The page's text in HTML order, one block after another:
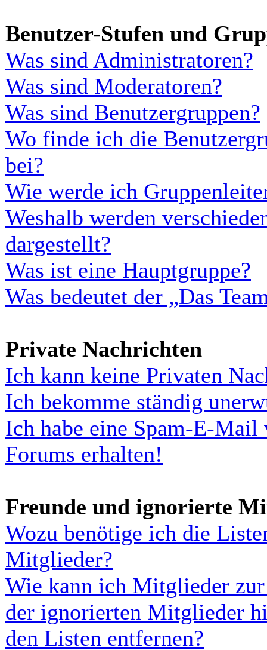
Benutzer-Stufen und
Was sind Administratoren?
Was sind Moderatoren?
Was sind Benutzergruppen?
Wo finde ich die
bei?
Wie werde ich
Weshalb werden
dargestellt?
Was ist eine Hauptgruppe?
Was bedeutet der „Das
Private Nachrichten
Ich kann keine Privaten
Ich bekomme ständig
Ich habe eine Spam-E-
Forums erhalten!
Freunde und ignorierte
Wozu benötige ich die
Mitglieder?
Wie kann ich Mitglieder
der ignorierten Mitglieder
den Listen entfernen?